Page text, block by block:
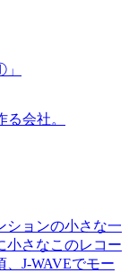
る会社。
ションの小さな一
小さなこのレコー
、J-WAVEでモー